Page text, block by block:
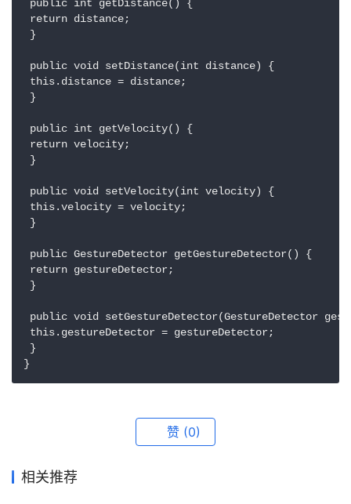
public int getDistance() {
return distance;
}
public void setDistance(int distance) {
this.distance = distance;
}
public int getVelocity() {
return velocity;
}
public void setVelocity(int velocity) {
this.velocity = velocity;
}
public GestureDetector getGestureDetector() {
return gestureDetector;
}
public void setGestureDetector(GestureDetector
this.gestureDetector = gestureDetector;
}
赞 (0)
相关推荐